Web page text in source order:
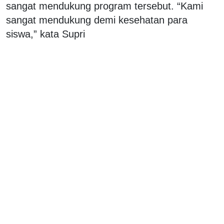
sangat mendukung program tersebut. “Kami
sangat mendukung demi kesehatan para
siswa,” kata Supri